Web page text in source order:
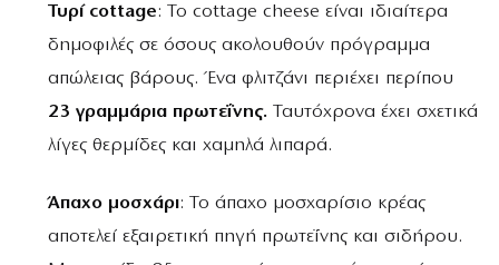
Τυρί cottage: Το cottage cheese είναι ιδιαίτερα
δημοφιλές σε όσους ακολουθούν πρόγραμμα
απώλειας βάρους. Ένα φλιτζάνι περιέχει περίπου
23 γραμμάρια πρωτεΐνης. Ταυτόχρονα έχει σχετικά
λίγες θερμίδες και χαμηλά λιπαρά.
Άπαχο μοσχάρι: Το άπαχο μοσχαρίσιο κρέας
αποτελεί εξαιρετική πηγή πρωτεΐνης και σιδήρου.